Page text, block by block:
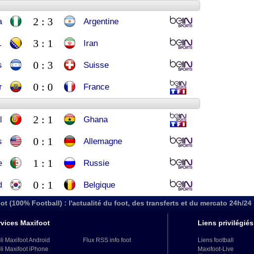
2 : 3 Argentine
3 : 1 Iran
0 : 3 Suisse
0 : 0 France
2 : 1 Ghana
0 : 1 Allemagne
1 : 1 Russie
0 : 1 Belgique
(100% Football) : l'actualité du foot, des transferts et du mercato 24h/24
Maxifoot
Maxifoot Android
Maxifoot iPhone
Flux RSS info foot
Liens privilégiés
Liens football
Maxifoot-Live